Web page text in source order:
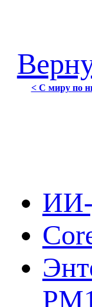
< С миру по
ИИ-